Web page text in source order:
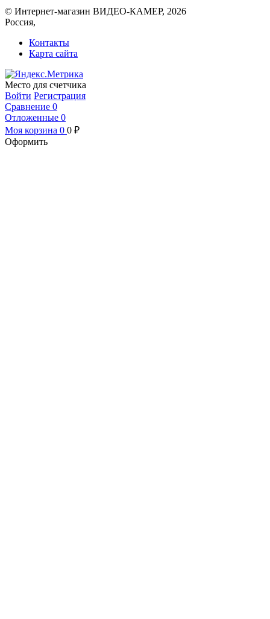
© Интернет-магазин ВИДЕО-КАМЕР, 2026
Россия,
Контакты
Карта сайта
Место для счетчика
Войти Регистрация
Сравнение 0
Отложенные 0
Моя корзина 0 0 ₽
Оформить